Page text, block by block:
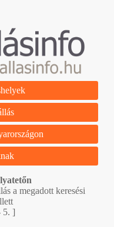
a megadott keresési
5. ]